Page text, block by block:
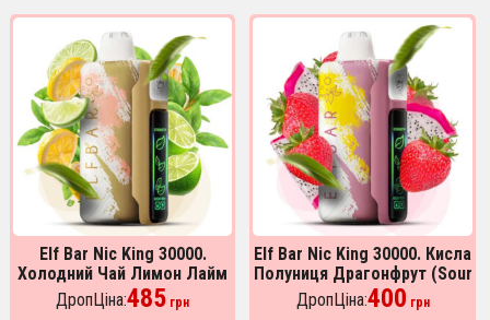
Elf Bar Nic King 30000.
Холодний Чай Лимон Лайм
(Lemon Lime Ice Tea)
ДропЦіна:485 грн
Elf Bar Nic King 30000. Кисла
Полуниця Драгонфрут (Sour
Strawberry Dragonfruit)
ДропЦіна:400 грн